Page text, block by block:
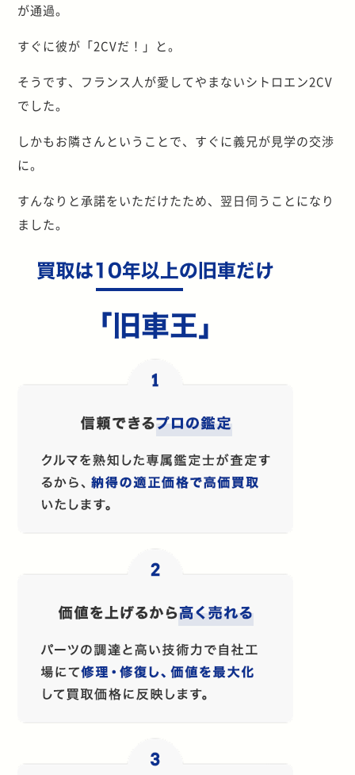
が通過。
すぐに彼が「2CVだ！」と。
そうです、フランス人が愛してやまないシトロエン2CV
でした。
しかもお隣さんということで、すぐに義兄が見学の交渉
に。
すんなりと承諾をいただけたため、翌日伺うことになり
ました。